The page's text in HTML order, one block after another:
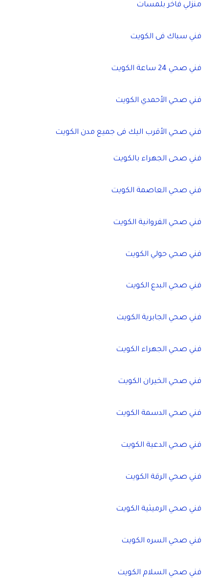
منزلي فاخر بلمسات
فني سباك فى الكويت
فني صحي 24 ساعة الكويت
فني صحي الأحمدي الكويت
فني صحي الأقرب اليك فى جميع مدن الكويت
فني صحى الجهراء بالكويت
فني صحي العاصمة الكويت
فني صحي الفروانية الكويت
فني صحي حولي الكويت
فني صحي البدع الكويت
فني صحي الجابرية الكويت
فني صحي الجهراء الكويت
فني صحي الخيران الكويت
فني صحي الدسمة الكويت
فني صحي الدعية الكويت
فني صحي الرقة الكويت
فني صحي الرميثية الكويت
فني صحي السره الكويت
فني صحي السلام الكويت